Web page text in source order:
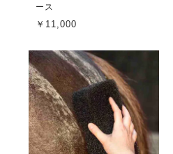
ース
￥11,000